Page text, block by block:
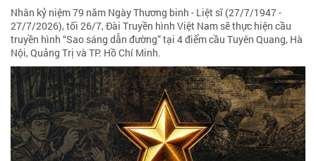
Nhân kỷ niệm 79 năm Ngày Thương binh - Liệt sĩ (27/7/1947 -
27/7/2026), tối 26/7, Đài Truyền hình Việt Nam sẽ thực hiện cầu
truyền hình “Sao sáng dẫn đường” tại 4 điểm cầu Tuyên Quang, Hà
Nội, Quảng Trị và TP. Hồ Chí Minh.